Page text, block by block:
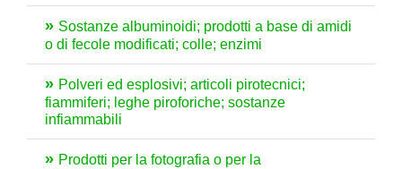
Sostanze albuminoidi; prodotti a base di amidi
o di fecole modificati; colle; enzimi
Polveri ed esplosivi; articoli pirotecnici;
fiammiferi; leghe piroforiche; sostanze
infiammabili
Prodotti per la fotografia o per la